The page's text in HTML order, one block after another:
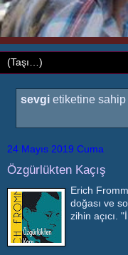
sevgi etiketine sahip
24 Mayıs 2019 Cuma
Özgürlükten Kaçış
Erich
doğası ve
zihin açıcı.